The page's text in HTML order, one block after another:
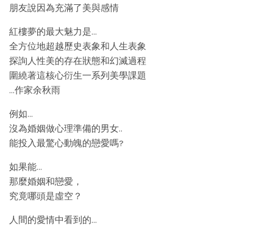
朋友說因為充滿了美與感情
紅樓夢的最大魅力是…
全方位地超越歷史表象和人生表象
探詢人性美的存在狀態和幻滅過程
圍繞著這核心衍生一系列美學課題
…作家余秋雨
例如…
沒為婚姻做心理準備的男女..
能投入最驚心動魄的戀愛嗎?
如果能…
那麼婚姻和戀愛，
究竟哪頭是虛空？
人間的愛情中看到的…